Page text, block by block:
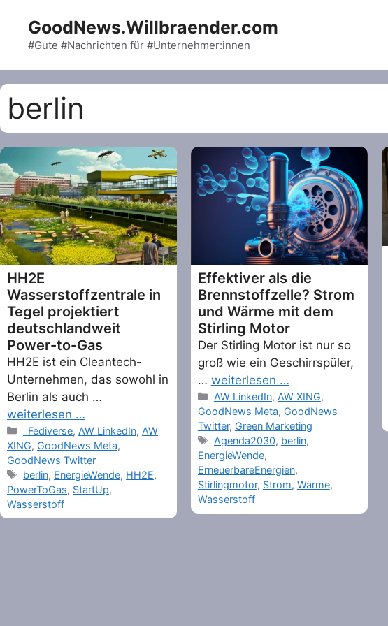
content
GoodNews.Willbraender.com
#Gute #Nachrichten für #Unternehmer:innen
berlin
HH2E
Wasserstoffzentrale in
Tegel projektiert
deutschlandweit
Power-to-Gas
HH2E ist ein Cleantech-
Unternehmen, das sowohl in
Berlin als auch …
weiterlesen …
Categories
_Fediverse, AW LinkedIn, AW
XING, GoodNews Meta,
GoodNews Twitter
Tags
berlin, EnergieWende, HH2E,
PowerToGas, StartUp,
Wasserstoff
Effektiver als die
Brennstoffzelle? Strom
und Wärme mit dem
Stirling Motor
Der Stirling Motor ist nur so
groß wie ein Geschirrspüler,
… weiterlesen …
Categories
AW LinkedIn, AW XING,
GoodNews Meta, GoodNews
Twitter, Green Marketing
Tags
Agenda2030, berlin,
EnergieWende,
ErneuerbareEnergien,
Stirlingmotor, Strom, Wärme,
Wasserstoff